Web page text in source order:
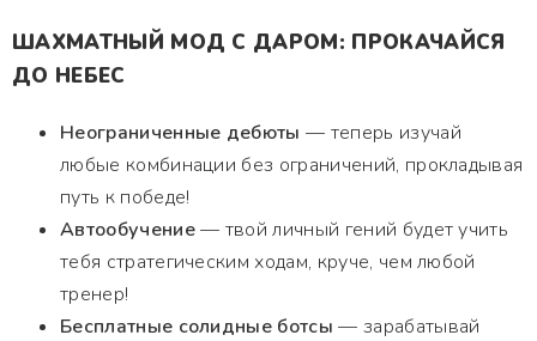
ШАХМАТНЫЙ МОД С ДАРОМ: ПРОКАЧАЙСЯ
ДО НЕБЕС
Неограниченные дебюты — теперь изучай
любые комбинации без ограничений, прокладывая
путь к победе!
Автообучение— твой личный гений будет учить
тебя стратегическим ходам, круче, чем любой
тренер!
Бесплатные солидные ботсы — зарабатывай